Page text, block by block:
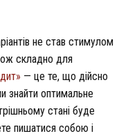
не став стимулом
складно для
— це те, що дійсно
знайти оптимальне
стані буде
пишатися собою і